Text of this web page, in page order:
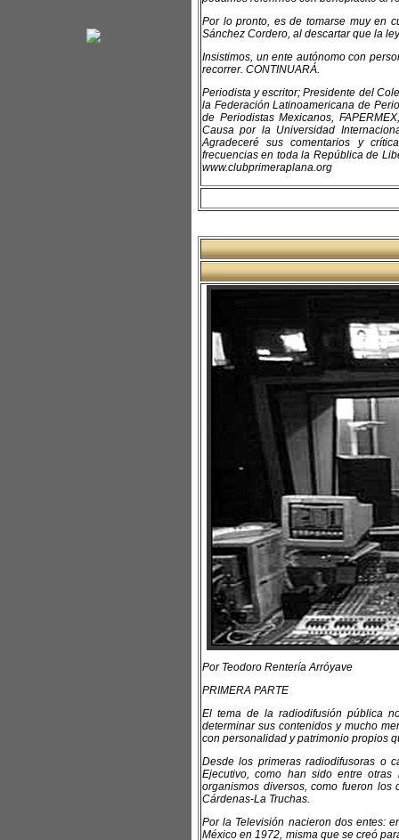
Por lo pronto, es de tomarse muy en
Sánchez Cordero, al descartar que la
Insistimos, un ente autónomo con
recorrer. CONTINUARÁ.
Periodista y escritor; Presidente del
la Federación Latinoamericana de
de Periodistas Mexicanos,
Causa por la Universidad
Agradeceré sus comentarios y
frecuencias en toda la República de
www.clubprimeraplana.org
Por Teodoro Rentería Arróyave
PRIMERA PARTE
El tema de la radiodifusión pública
determinar sus contenidos y mucho
con personalidad y patrimonio propios
Desde los primeras radiodifusoras o
Ejecutivo, como han sido entre
organismos diversos, como fueron
Cárdenas-La Truchas.
Por la Televisión nacieron dos entes:
México en 1972, misma que se creó